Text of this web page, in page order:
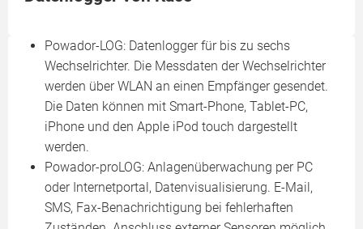
Powador-LOG: Datenlogger für bis zu sechs
Wechselrichter. Die Messdaten der Wechselrichter
werden über WLAN an einen Empfänger gesendet.
Die Daten können mit Smart-Phone, Tablet-PC,
iPhone und den Apple iPod touch dargestellt
werden.
Powador-proLOG: Anlagenüberwachung per PC
oder Internetportal, Datenvisualisierung. E-Mail,
SMS, Fax-Benachrichtigung bei fehlerhaften